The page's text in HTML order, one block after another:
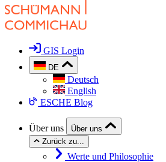
GIS Login
DE
Deutsch
English
ESCHE Blog
Über uns
Über uns
Zurück zu...
Werte und Philosophie